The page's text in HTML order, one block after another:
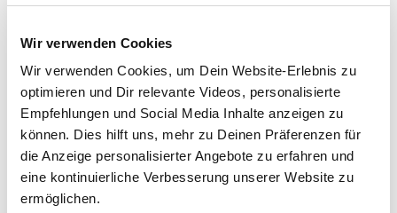
Wir verwenden Cookies
Wir verwenden Cookies, um Dein Website-Erlebnis zu
optimieren und Dir relevante Videos, personalisierte
Empfehlungen und Social Media Inhalte anzeigen zu
können. Dies hilft uns, mehr zu Deinen Präferenzen für
die Anzeige personalisierter Angebote zu erfahren und
eine kontinuierliche Verbesserung unserer Website zu
ermöglichen.
Hunde
Katzen
Tierkrankheiten
Katzenversicherung ohne Wartezeit